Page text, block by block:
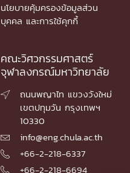
นโยบายคุ้มครองข้อมูลส่วน
บุคคล และการใช้คุกกี้
คณะวิศวกรรมศาสตร์
จุฬาลงกรณ์มหาวิทยาลัย

ถนนพญาไท แขวงวังใหม่
เขตปทุมวัน กรุงเทพฯ
10330
 info@eng.chula.ac.th
 +66-2-218-6337
 +66-2-218-6694